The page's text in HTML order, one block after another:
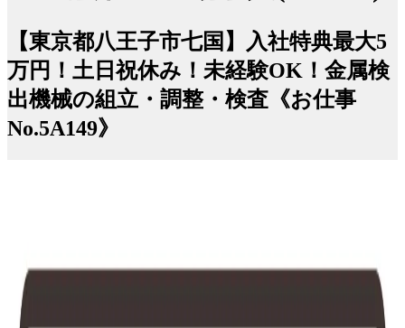
【東京都八王子市七国】入社特典最大5
万円！土日祝休み！未経験OK！金属検
出機械の組立・調整・検査《お仕事
No.5A149》